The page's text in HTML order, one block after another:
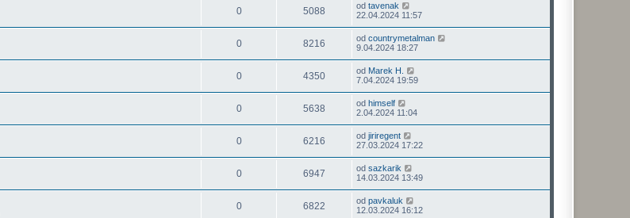
0 5088 od tavenak
22.04.2024 11:57
0 8216 od countrymetalman
9.04.2024 18:27
0 4350 od Marek H.
7.04.2024 19:59
0 5638 od himself
2.04.2024 11:04
0 6216 od jiriregent
27.03.2024 17:22
0 6947 od sazkarik
14.03.2024 13:49
0 6822 od pavkaluk
12.03.2024 16:12